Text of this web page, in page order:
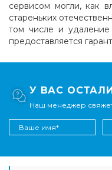
сервисом могли, как
стареньких
том числе и удаление
предоставляется
У ВАС
Наш менеджер